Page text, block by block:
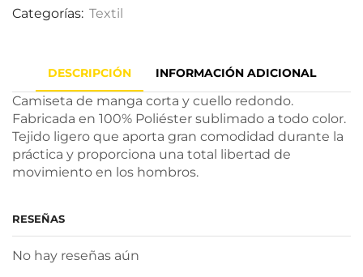
Categorías: Textil
DESCRIPCIÓN INFORMACIÓN ADICIONAL
Camiseta de manga corta y cuello redondo.
Fabricada en 100% Poliéster sublimado a todo color.
Tejido ligero que aporta gran comodidad durante la
práctica y proporciona una total libertad de
movimiento en los hombros.
RESEÑAS
No hay reseñas aún